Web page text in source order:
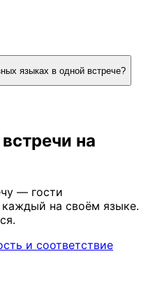
языках в одной встрече?
на
— гости
на своём языке.
и соответствие